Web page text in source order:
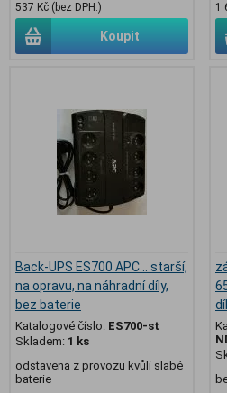
537 Kč (bez DPH:)
Koupit
1
Back-UPS ES700 APC .. starší,
na opravu, na náhradní díly,
bez baterie
Katalogové číslo: ES700-st
Skladem: 1 ks
odstavena z provozu kvůli slabé
baterie